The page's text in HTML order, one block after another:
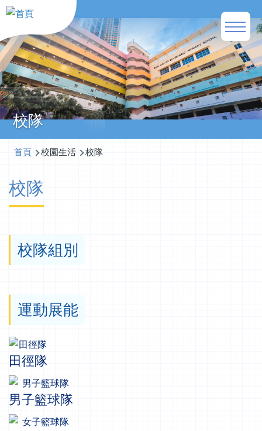
移至主內容
Main
校隊
導
連
首頁 校園生活 校隊
校隊
校隊組別
運動展能
田徑隊
男子籃球隊